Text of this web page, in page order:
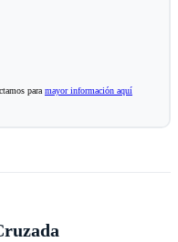
para mayor información aquí